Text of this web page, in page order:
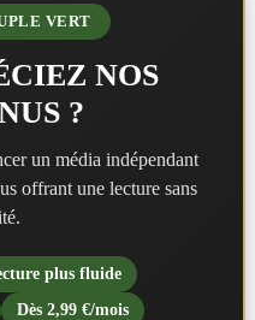
VERT
NOS
?
un média indépendant
offrant une lecture sans
plus fluide
Dès 2,99 €/mois